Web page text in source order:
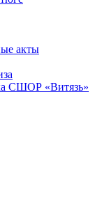
акты
СШОР «Витязь»